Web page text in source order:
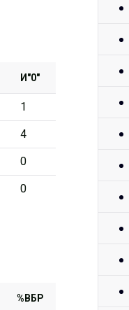
И"0"
1
4
0
0
%ВБР